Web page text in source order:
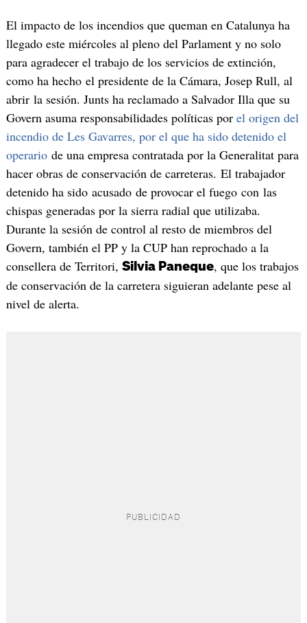
El impacto de los incendios que queman en Catalunya ha
llegado este miércoles al pleno del Parlament y no solo
para agradecer el trabajo de los servicios de extinción,
como ha hecho el presidente de la Cámara, Josep Rull, al
abrir la sesión. Junts ha reclamado a Salvador Illa que su
Govern asuma responsabilidades políticas por el origen del
incendio de Les Gavarres, por el que ha sido detenido el
operariode una empresa contratada por la Generalitat para
hacer obras de conservación de carreteras. El trabajador
detenido ha sido acusado de provocar el fuego con las
chispas generadas por la sierra radial que utilizaba.
Durante la sesión de control al resto de miembros del
Govern, también el PP y la CUP han reprochado a la
consellera de Territori, Silvia Paneque, que los trabajos
de conservación de la carretera siguieran adelante pese al
nivel de alerta.